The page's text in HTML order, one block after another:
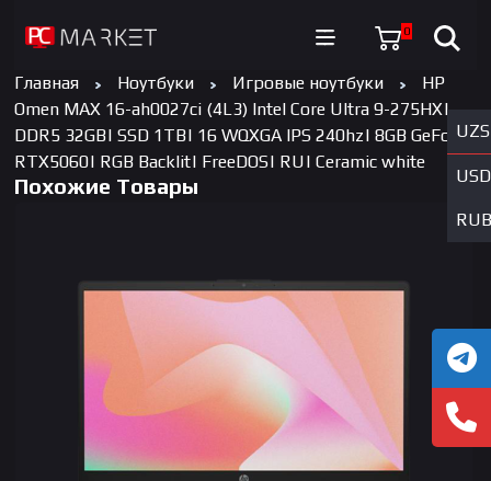
0
UZS
USD
RUB
Главная Ноутбуки Игровые ноутбуки
HP
Omen MAX 16-ah0027ci (4L3) Intel Core Ultra 9-275HX|
DDR5 32GB| SSD 1TB| 16 WQXGA IPS 240hz| 8GB GeForce
RTX5060| RGB Backlit| FreeDOS| RU| Ceramic white
Похожие Товары